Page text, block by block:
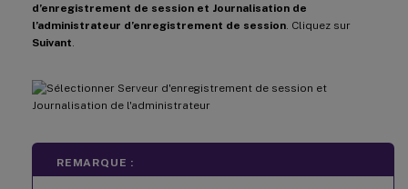
d’enregistrement de session et Journalisation de
l’administrateur d’enregistrement de session . Cliquez sur
Suivant
REMARQUE :